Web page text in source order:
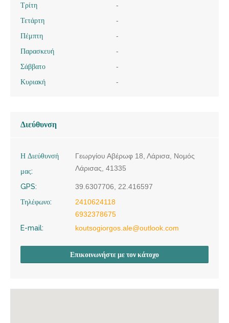
Τρίτη
-
Τετάρτη
-
Πέμπτη
-
Παρασκευή
-
Σάββατο
-
Κυριακή
-
Διεύθυνση
Η Διεύθυνσή
μας:
Γεωργίου Αβέρωφ 18, Λάρισα, Νομός
Λάρισας, 41335
GPS:
39.6307706, 22.416597
Τηλέφωνο:
2410624118
6932378675
E-mail:
koutsogiorgos.ale@outlook.com
Επικοινωνήστε με τον κάτοχο